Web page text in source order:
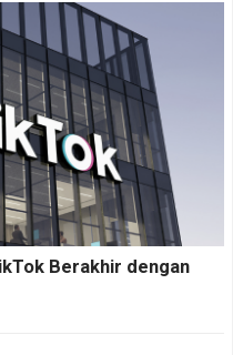
Berakhir dengan